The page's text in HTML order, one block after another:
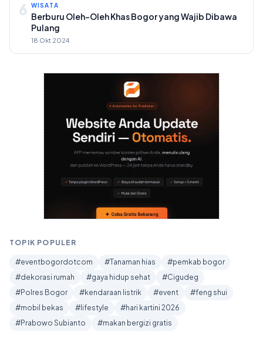
6 WISATA
Berburu Oleh-Oleh Khas Bogor yang Wajib Dibawa
Pulang
18 Okt 2024
TOPIK POPULER
#eventbogordotcom #Tanaman hias
#pemkab bogor
#dekorasi rumah
#gaya hidup sehat
#Cigudeg
#Polres Bogor
#kendaraan listrik #event
#feng shui
#mobil bekas
#lifestyle
#hari kartini 2026
#Prabowo Subianto
#makan bergizi gratis